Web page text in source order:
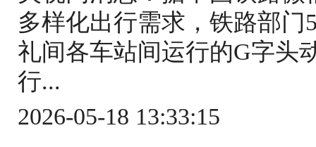
多样化出行需求，铁路部门
礼间各车站间运行的G字头
行...
2026-05-18 13:33:15